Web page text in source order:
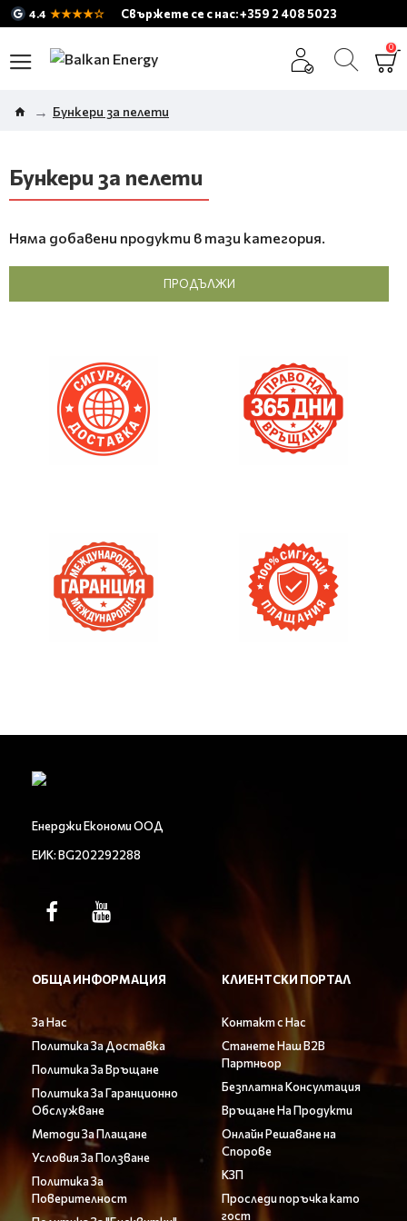
4.4 ★★★★☆ Свържете се с нас: +359 2 408 5023
0
Бункери за пелети
Бункери за пелети
Няма добавени продукти в тази категория.
ПРОДЪЛЖИ
Енерджи Економи ООД
ЕИК: BG202292288
ОБЩА ИНФОРМАЦИЯ
За Нас
Политика За Доставка
Политика За Връщане
Политика За Гаранционно
Обслужване
Методи За Плащане
Условия За Ползване
Политика За
Поверителност
КЛИЕНТСКИ ПОРТАЛ
Контакт с Нас
Станете Наш B2B
Партньор
Безплатна Консултация
Връщане На Продукти
Онлайн Решаване на
Спорове
КЗП
Проследи поръчка като
гост